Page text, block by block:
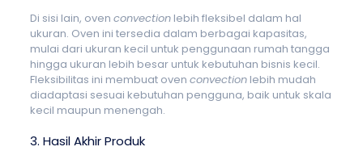
Di sisi lain, oven convectionlebih fleksibel dalam hal
ukuran. Oven ini tersedia dalam berbagai kapasitas,
mulai dari ukuran kecil untuk penggunaan rumah tangga
hingga ukuran lebih besar untuk kebutuhan bisnis kecil.
Fleksibilitas ini membuat oven convectionlebih mudah
diadaptasi sesuai kebutuhan pengguna, baik untuk skala
kecil maupun menengah.
3. Hasil Akhir Produk